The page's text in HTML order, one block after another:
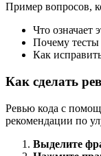
Пример вопросов,
Что означает
Почему тесты
Как
Как сделать
Ревью кода с
рекомендации по
Выделите